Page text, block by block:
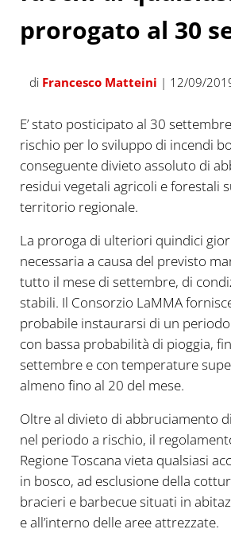
prorogato al 30
di Francesco Matteini | 12/09/
E’ stato posticipato al 30
rischio per lo sviluppo di incendi
conseguente divieto assoluto di
residui vegetali agricoli e forestali
territorio regionale.
La proroga di ulteriori quindici
necessaria a causa del previsto
tutto il mese di settembre, di
stabili. Il Consorzio LaMMA
probabile instaurarsi di un
con bassa probabilità di pioggia,
settembre e con temperature
almeno fino al 20 del mese.
Oltre al divieto di abbruciamento
nel periodo a rischio, il
Regione Toscana vieta qualsiasi
in bosco, ad esclusione della
bracieri e barbecue situati in
e all’interno delle aree attrezzate.